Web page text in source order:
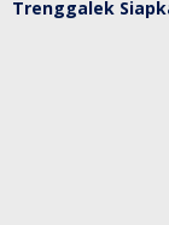
Trenggalek